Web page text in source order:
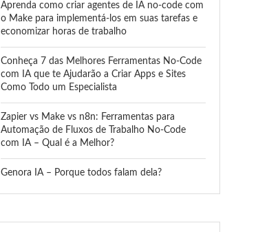
Aprenda como criar agentes de IA no-code com
o Make para implementá-los em suas tarefas e
economizar horas de trabalho
Conheça 7 das Melhores Ferramentas No-Code
com IA que te Ajudarão a Criar Apps e Sites
Como Todo um Especialista
Zapier vs Make vs n8n: Ferramentas para
Automação de Fluxos de Trabalho No-Code
com IA – Qual é a Melhor?
Genora IA – Porque todos falam dela?